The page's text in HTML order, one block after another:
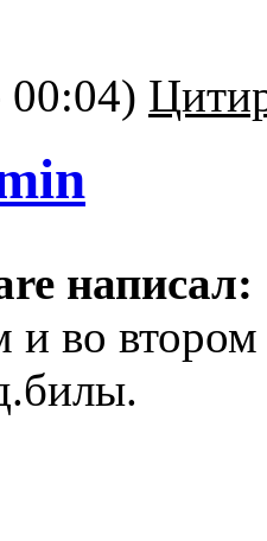
00:04)
написал:
во втором